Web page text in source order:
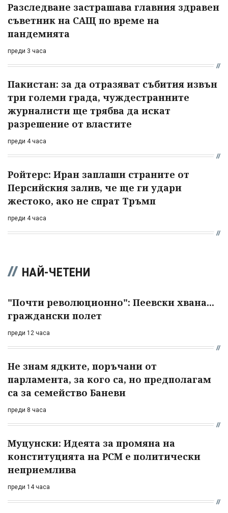
Разследване застрашава главния здравен
съветник на САЩ по време на
пандемията
преди 3 часа
Пакистан: за да отразяват събития извън
три големи града, чуждестранните
журналисти ще трябва да искат
разрешение от властите
преди 4 часа
Ройтерс: Иран заплаши страните от
Персийския залив, че ще ги удари
жестоко, ако не спрат Тръмп
преди 4 часа
НАЙ-ЧЕТЕНИ
"Почти революционно": Пеевски хвана...
граждански полет
преди 12 часа
Не знам ядките, поръчани от
парламента, за кого са, но предполагам
са за семейство Баневи
преди 8 часа
Муцунски: Идеята за промяна на
конституцията на РСМ е политически
неприемлива
преди 14 часа